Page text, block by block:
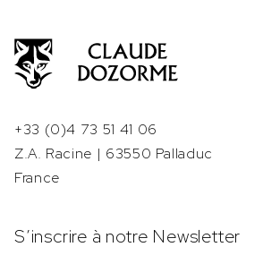
+33 (0)4 73 51 41 06
Z.A. Racine | 63550 Palladuc
France
S’inscrire à notre Newsletter